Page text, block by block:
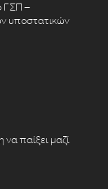
ΓΣΠ –
υποστατικών
παίξει μαζί